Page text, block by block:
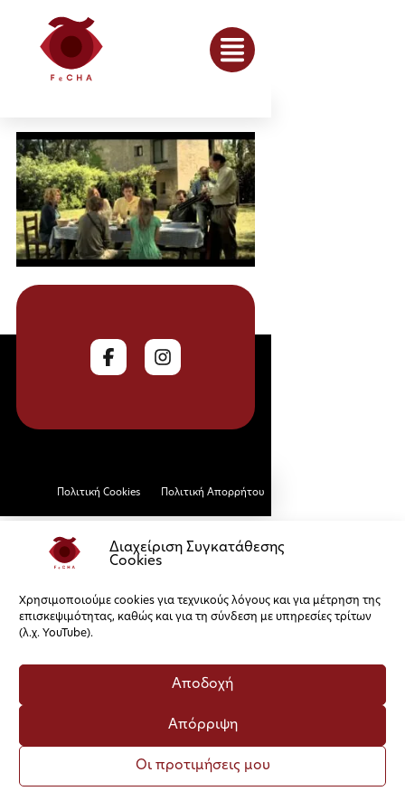
Διαχείριση Συγκατάθεσης
Cookies
Χρησιμοποιούμε cookies για τεχνικούς λόγους και για μέτρηση της
επισκεψιμότητας, καθώς και για τη σύνδεση με υπηρεσίες τρίτων
(λ.χ. YouTube).
Αποδοχή
Απόρριψη
Οι προτιμήσεις μου
Πολιτική Cookies Πολιτική Απορρήτου